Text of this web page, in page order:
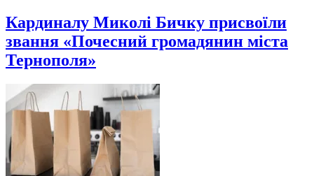
Кардиналу Миколі Бичку присвоїли
звання «Почесний громадянин міста
Тернополя»